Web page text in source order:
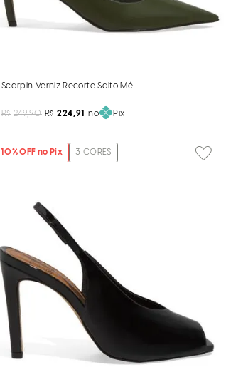
Scarpin Verniz Recorte Salto Médio Verde Sonora
R$ 249,90 R$ 224,91 no Pix
10% OFF no Pix 3 CORES